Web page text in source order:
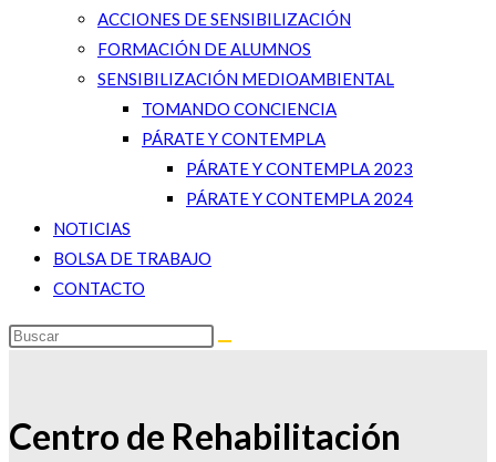
ACCIONES DE SENSIBILIZACIÓN
FORMACIÓN DE ALUMNOS
SENSIBILIZACIÓN MEDIOAMBIENTAL
TOMANDO CONCIENCIA
PÁRATE Y CONTEMPLA
PÁRATE Y CONTEMPLA 2023
PÁRATE Y CONTEMPLA 2024
NOTICIAS
BOLSA DE TRABAJO
CONTACTO
Centro de Rehabilitación